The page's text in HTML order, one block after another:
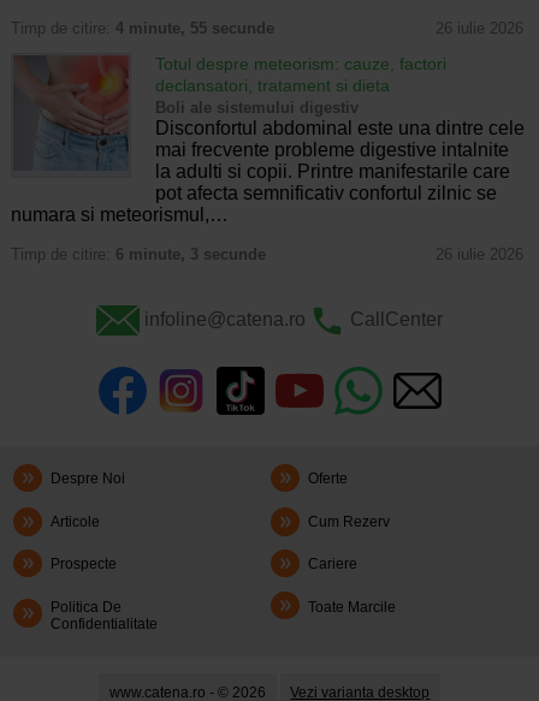
Timp de citire: 4 minute, 55 secunde 26 iulie 2026
Totul despre meteorism: cauze, factori
declansatori, tratament si dieta
Boli ale sistemului digestiv
Disconfortul abdominal este una dintre cele
mai frecvente probleme digestive intalnite
la adulti si copii. Printre manifestarile care
pot afecta semnificativ confortul zilnic se
numara si meteorismul,…
Timp de citire: 6 minute, 3 secunde 26 iulie 2026
infoline@catena.ro CallCenter
Despre Noi Oferte
Articole Cum Rezerv
Prospecte Cariere
Politica De
Confidentialitate
Toate Marcile
www.catena.ro - © 2026 Vezi varianta desktop